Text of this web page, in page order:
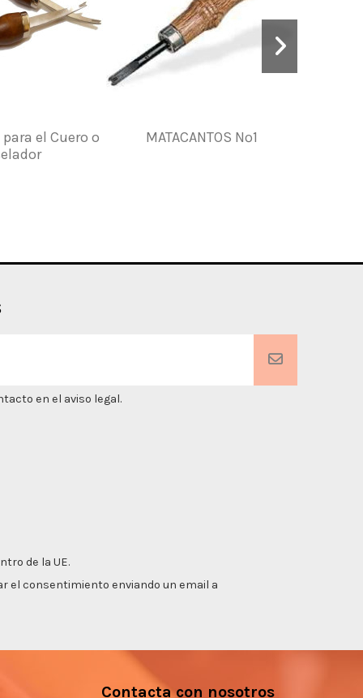
el Cuero o
MATACANTOS Nº1
en el aviso legal.
de la UE.
el consentimiento enviando un email a
Contacta con nosotros